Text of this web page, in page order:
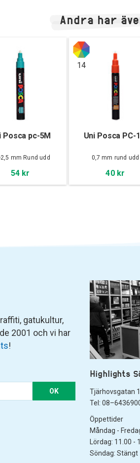
Andra har
Posca pc-5M
mm Rund udd
54 kr
14
Uni Posca PC-
0,7 mm rund udd
40 kr
gatukultur,
2001 och vi har
!
OK
Highlights
Tjärhovsgatan
Tel:
Öppettider
Måndag -
Lördag: 11.00 -
Söndag: Stängt